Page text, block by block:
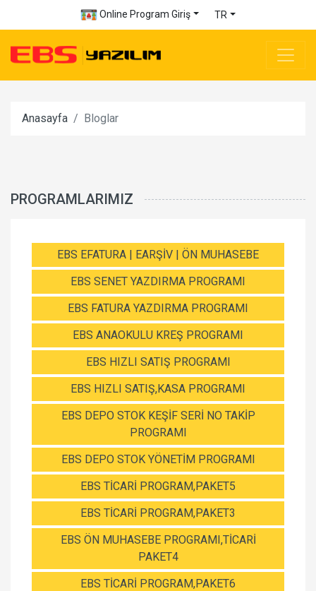
Online Program Giriş TR
Anasayfa Bloglar
PROGRAMLARIMIZ
EBS EFATURA | EARŞİV | ÖN MUHASEBE
EBS SENET YAZDIRMA PROGRAMI
EBS FATURA YAZDIRMA PROGRAMI
EBS ANAOKULU KREŞ PROGRAMI
EBS HIZLI SATIŞ PROGRAMI
EBS HIZLI SATIŞ,KASA PROGRAMI
EBS DEPO STOK KEŞİF SERİ NO TAKİP
PROGRAMI
EBS DEPO STOK YÖNETİM PROGRAMI
EBS TİCARİ PROGRAM,PAKET5
EBS TİCARİ PROGRAM,PAKET3
EBS ÖN MUHASEBE PROGRAMI,TİCARİ
PAKET4
EBS TİCARİ PROGRAM,PAKET6